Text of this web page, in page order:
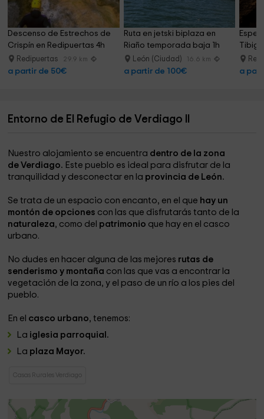
Descenso de Estrechos de
Crispín en Redipuertas 4h
Redipuertas 29.9 km
a partir de 50€
Ruta en jetski biplaza en
Riaño temporada baja 1h
León (Ciudad) 16.6 km
a partir de 100€ a
Entorno de El Refugio de Verdiago II
Nuestro alojamiento se encuentra dentro de la zona
de Verdiago. Este pueblo es ideal para disfrutar de la
tranquilidad y desconectar en la provincia de León.
Se trata de un espacio con encanto, en el que hay un
montón de opciones con las que disfrutarás tanto de la
naturaleza, como del patrimonio que hay en el casco
urbano.
No dudes en hacer alguna de las mejores rutas de
senderismo y montaña con las que vas a encontrar la
vegetación de la zona, y el paso de un río a los pies del
pueblo.
En el casco urbano, tenemos:
La iglesia parroquial.
La plaza Mayor.
Casas Rurales Verdiago